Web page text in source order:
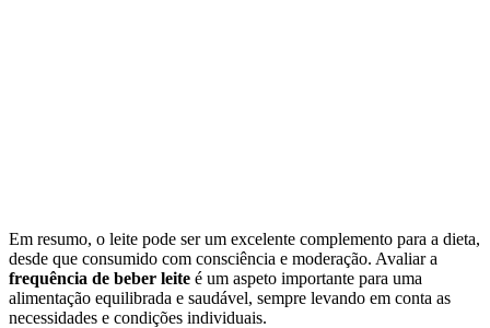
Em resumo, o leite pode ser um excelente complemento para a dieta,
desde que consumido com consciência e moderação. Avaliar a
frequência de beber leite é um aspeto importante para uma
alimentação equilibrada e saudável, sempre levando em conta as
necessidades e condições individuais.